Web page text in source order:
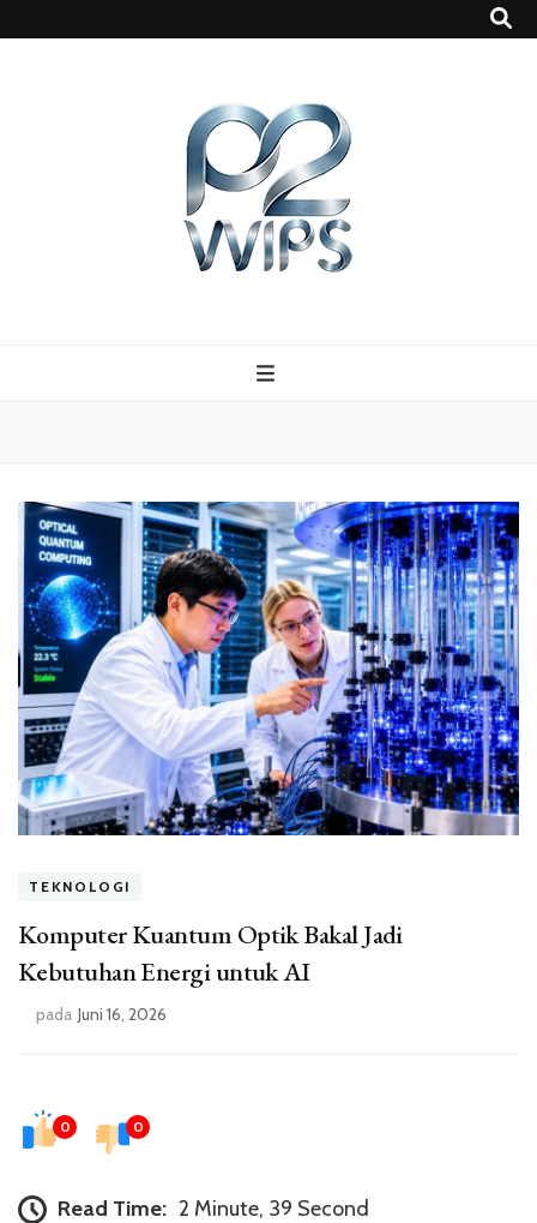
TEKNOLOGI
Komputer Kuantum Optik Bakal Jadi
Kebutuhan Energi untuk AI
pada Juni 16, 2026
0 0
Read Time: 2 Minute, 39 Second